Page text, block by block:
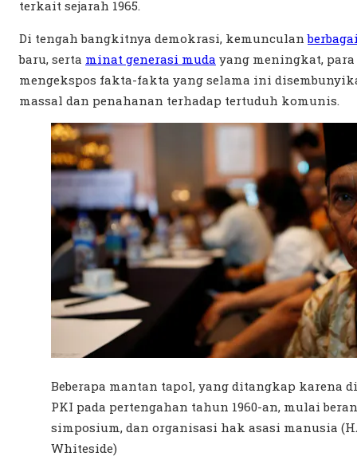
terkait sejarah 1965.
Di tengah bangkitnya demokrasi, kemunculan
baru, serta minat generasi muda yang meningkat,
mengekspos fakta-fakta yang selama ini
massal dan penahanan terhadap tertuduh komunis.
Beberapa mantan tapol, yang ditangkap karena
PKI pada pertengahan tahun 1960-an, mulai
simposium, dan organisasi hak asasi manusia
Whiteside)